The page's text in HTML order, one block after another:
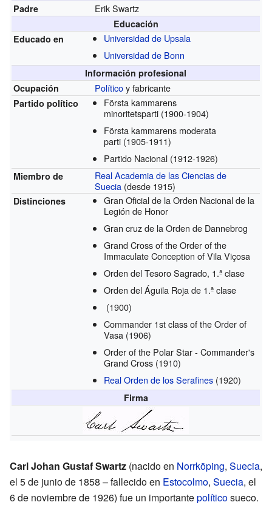
Padre
Erik Swartz
Educación
Educado en
Universidad de Upsala
Universidad de Bonn
Información profesional
Ocupación
Políticoy fabricante
Partido político
Första kammarens
minoritetsparti (1900-1904)
Första kammarens moderata
parti (1905-1911)
Partido Nacional (1912-1926)
Miembro de
Real Academia de las Ciencias de
Suecia (desde 1915)
Distinciones
Gran Oficial de la Orden Nacional de la
Legión de Honor
Gran cruz de la Orden de Dannebrog
Grand Cross of the Order of the
Immaculate Conception of Vila Viçosa
Orden del Tesoro Sagrado, 1.ª clase
Orden del Águila Roja de 1.ª clase
(1900)
Commander 1st class of the Order of
Vasa (1906)
Order of the Polar Star - Commander's
Grand Cross (1910)
Real Orden de los Serafines (1920)
Firma
Carl Johan Gustaf Swartz (nacido en Norrköping, Suecia,
el 5 de junio de 1858 – fallecido en Estocolmo, Suecia, el
6 de noviembre de 1926) fue un importantepolíticosueco.